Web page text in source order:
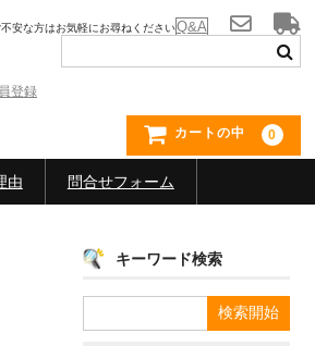
不安な方はお気軽にお尋ねくださいQ&A
登録
カートの中 0
由 問合せフォーム
キーワード検索